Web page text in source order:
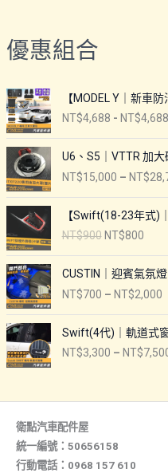
優惠組合
【MODEL Y｜新車防
NT$4,688 - NT$4,688
U6、S5｜VTTR 加
NT$15,000 – NT$
【Swift(18-23年式)
NT$900 原
價
：
N
T
$
0
NT$800目
價
：
N
T
$
0
CUSTIN｜迎賓氣氛燈
NT$700 – NT$2,000價
Swift(4代)｜軌道式
NT$3,300 – NT$
衛點汽車配件屋
統一編號：50656158
行動電話：0968 157 610